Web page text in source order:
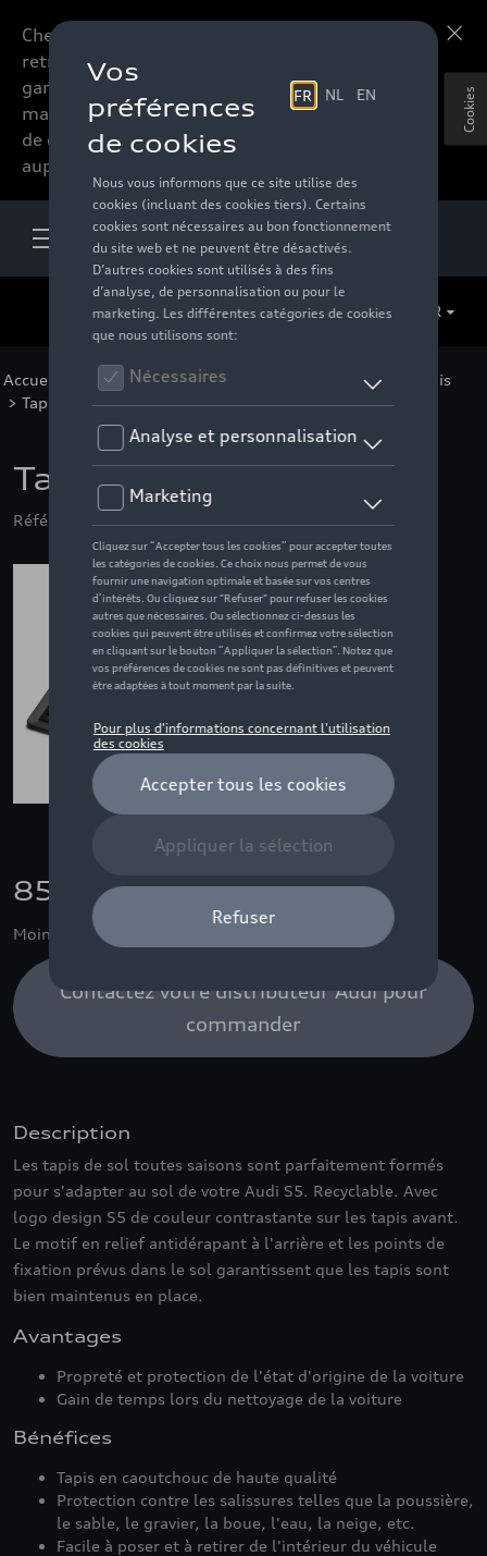
Chers accessoires-lovers,
retrouvez dorénavant toute la
gamme d’accessoires de votre
marque préférée sous forme
de catalogue à commander
auprès de votre distributeur.
FR
Accueil Pour votre Audi > Confort et protection
Tapis
> Tapis en caoutchouc > Détail
Tapis en caoutchouc
Référence: 8W7061221B 041
85,00 €
Moins de 5 pcs disponibles.
Contactez votre distributeur Audi pour
commander
Description
Les tapis de sol toutes saisons sont parfaitement formés
pour s'adapter au sol de votre Audi S5. Recyclable. Avec
logo design S5 de couleur contrastante sur les tapis avant.
Le motif en relief antidérapant à l'arrière et les points de
fixation prévus dans le sol garantissent que les tapis sont
bien maintenus en place.
Avantages
Propreté et protection de l'état d'origine de la voiture
Gain de temps lors du nettoyage de la voiture
Bénéfices
Tapis en caoutchouc de haute qualité
Protection contre les salissures telles que la poussière,
le sable, le gravier, la boue, l'eau, la neige, etc.
Facile à poser et à retirer de l'intérieur du véhicule
Cookies